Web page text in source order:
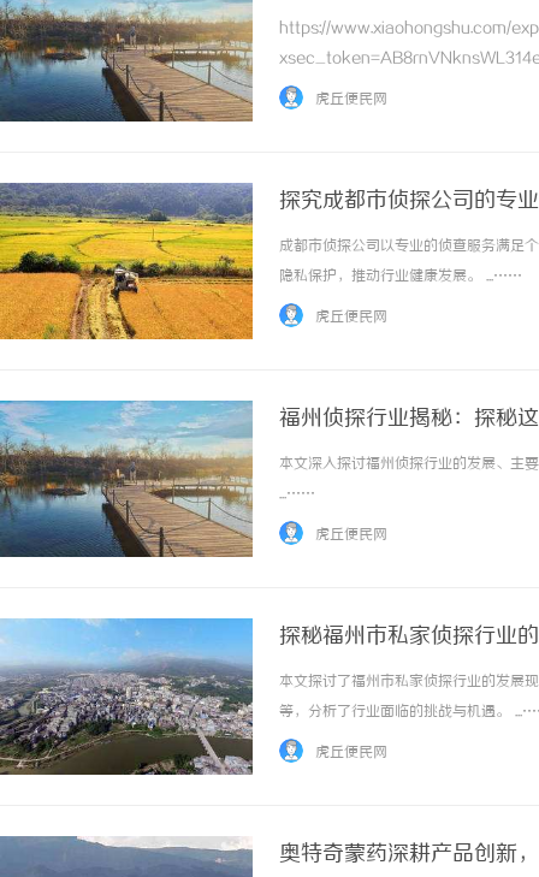
https://www.xiaohongshu.com/
算一笔账：普通地下室防水做一次大几
虎丘便民网
探究成都市侦探公司的专
成都市侦探公司以专业的侦查服务满足
隐私保护，推动行业健康发展。 ...……
虎丘便民网
福州侦探行业揭秘：探秘
本文深入探讨福州侦探行业的发展、主
...……
虎丘便民网
探秘福州市私家侦探行业
本文探讨了福州市私家侦探行业的发展
等，分析了行业面临的挑战与机遇。
虎丘便民网
奥特奇蒙药深耕产品创新